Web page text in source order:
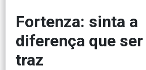
Fortenza: sinta a
diferença que
traz